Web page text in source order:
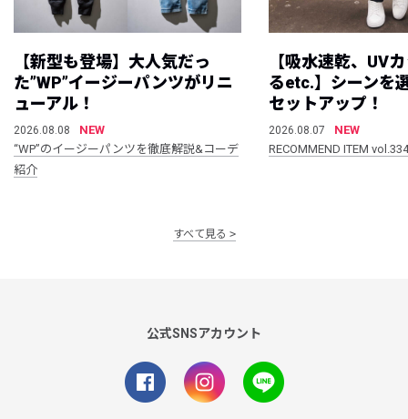
【新型も登場】大人気だっ
た”WP”イージーパンツがリニ
ューアル！
2026.08.08
NEW
“WP”のイージーパンツを徹底解説&コーデ
紹介
【吸水速乾、UV
るetc.】シーンを
セットアップ！
2026.08.07
NEW
RECOMMEND ITEM vol.334
すべて見る
公式SNSアカウント